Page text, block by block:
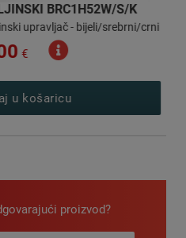
BRC1H52W/S/K
upravljač - bijeli/srebrni/crni
€
u košaricu
proizvod?